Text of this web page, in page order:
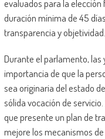
evaluados para la
duración mínima de 45
transparencia y objetividad.
Durante el parlamento,
importancia de que la
sea originaria del estado
sólida vocación de
que presente un plan de
mejore los mecanismos